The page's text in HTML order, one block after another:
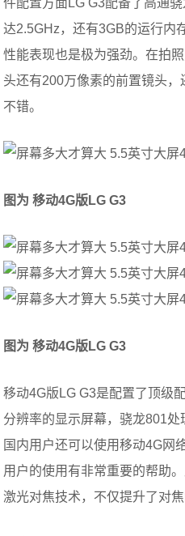
件配置方面LG G3配备了高通
达2.5GHz，还有3GB的运行内
性能表现也是极为强劲。在拍
头还有200万像素的前置镜头
不错。
图为 移动4G版LGG3
图为 移动4G版LGG3
移动4G版LG G3是配置了顶级
分辨率的显示屏幕，骁龙801
国内用户还可以使用移动4G网
用户的使用有非常重要的帮助
激光对焦技术，不仅提升了对